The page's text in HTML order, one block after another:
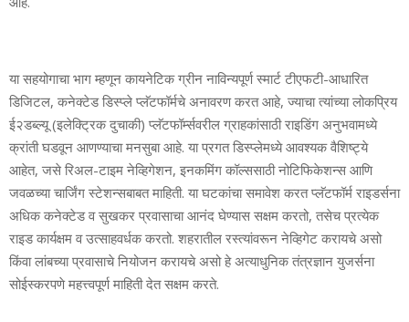
या सहयोगाचा भाग म्‍हणून कायनेटिक ग्रीन नाविन्‍यपूर्ण स्‍मार्ट टीएफटी-आधारित
डिजिटल, कनेक्‍टेड डिस्‍प्‍ले प्‍लॅटफॉर्मचे अनावरण करत आहे, ज्‍याचा त्‍यांच्‍या लोकप्रिय
ई२डब्‍ल्‍यू (इलेक्ट्रिक दुचाकी) प्‍लॅटफॉर्म्‍सवरील ग्राहकांसाठी राइडिंग अनुभवामध्‍ये
क्रांती घडवून आणण्‍याचा मनसुबा आहे. या प्रगत डिस्‍प्‍लेमध्‍ये आवश्‍यक वैशिष्‍ट्ये
आहेत, जसे रिअल-टाइम नेव्हिगेशन, इनकमिंग कॉल्‍ससाठी नोटिफिकेशन्‍स आणि
जवळच्‍या चार्जिंग स्‍टेशन्‍सबाबत माहिती. या घटकांचा समावेश करत प्‍लॅटफॉर्म राइडर्सना
अधिक कनेक्‍टेड व सुखकर प्रवासाचा आनंद घेण्‍यास सक्षम करतो, तसेच प्रत्‍येक
राइड कार्यक्षम व उत्‍साहवर्धक करतो. शहरातील रस्‍त्‍यांवरून नेव्हिगेट करायचे असो
किंवा लांबच्‍या प्रवासाचे नियोजन करायचे असो हे अत्‍याधुनिक तंत्रज्ञान युजर्सना
सोईस्‍करपणे महत्त्वपूर्ण माहिती देत सक्षम करते.